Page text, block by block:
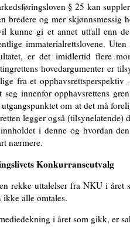
§ 25 kan
bredere og mer skjønnsmessig
kunne gi et annet utfall enn
immaterialrettslovene.
er detimidlertid flere
hovedargumenter er
fra et opphavsrettsperspektiv
innenfor opphavsrettens
om at det må
legger også (tilsynelatende)
i denne og hvordan
nærmere.
Konkurranseutvalg
rekke uttalelser fra NKU i året
ikke alle omtales.
i året som gikk, er